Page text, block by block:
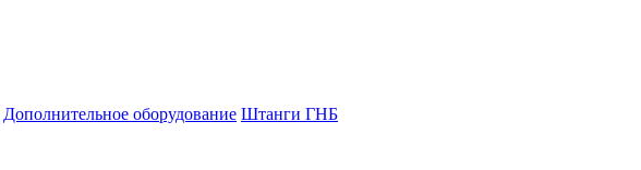
Дополнительное оборудование Штанги ГНБ